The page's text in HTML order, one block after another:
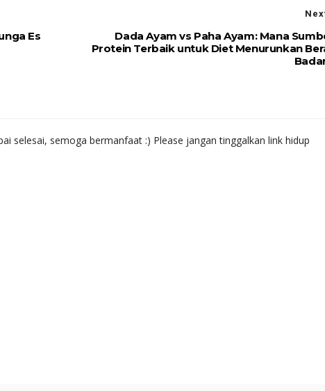
Dada Ayam vs Paha Ayam: Mana
Protein Terbaik untuk Diet Menurunkan
Es
selesai, semoga bermanfaat :) Please jangan tinggalkan link hidup